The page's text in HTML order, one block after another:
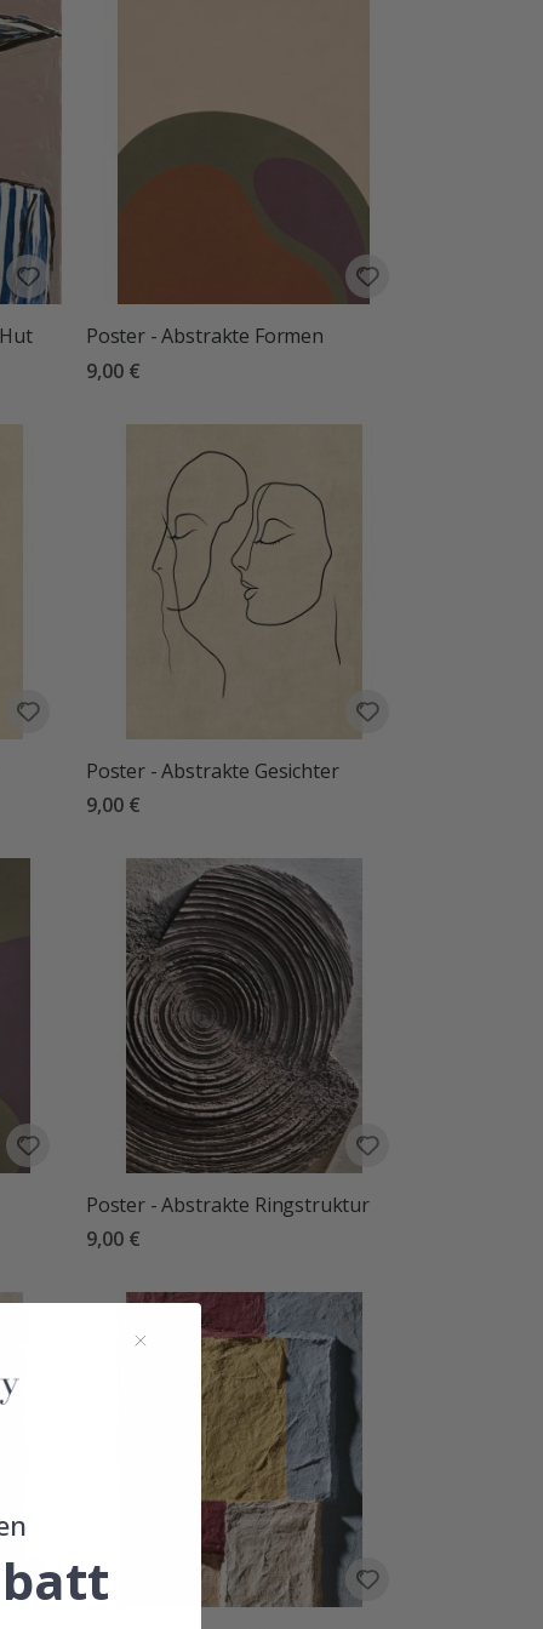
Poster - Abstrakte Formen
9,00 €
Poster - Abstrakte Gesichter
9,00 €
Poster - Abstrakte Ringstruktur
9,00 €